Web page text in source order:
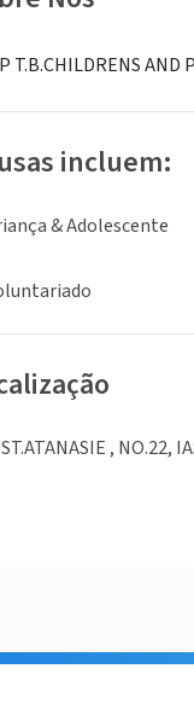
T.B.CHILDRENS AND
incluem:
& Adolescente
ST.ATANASIE , NO.22,